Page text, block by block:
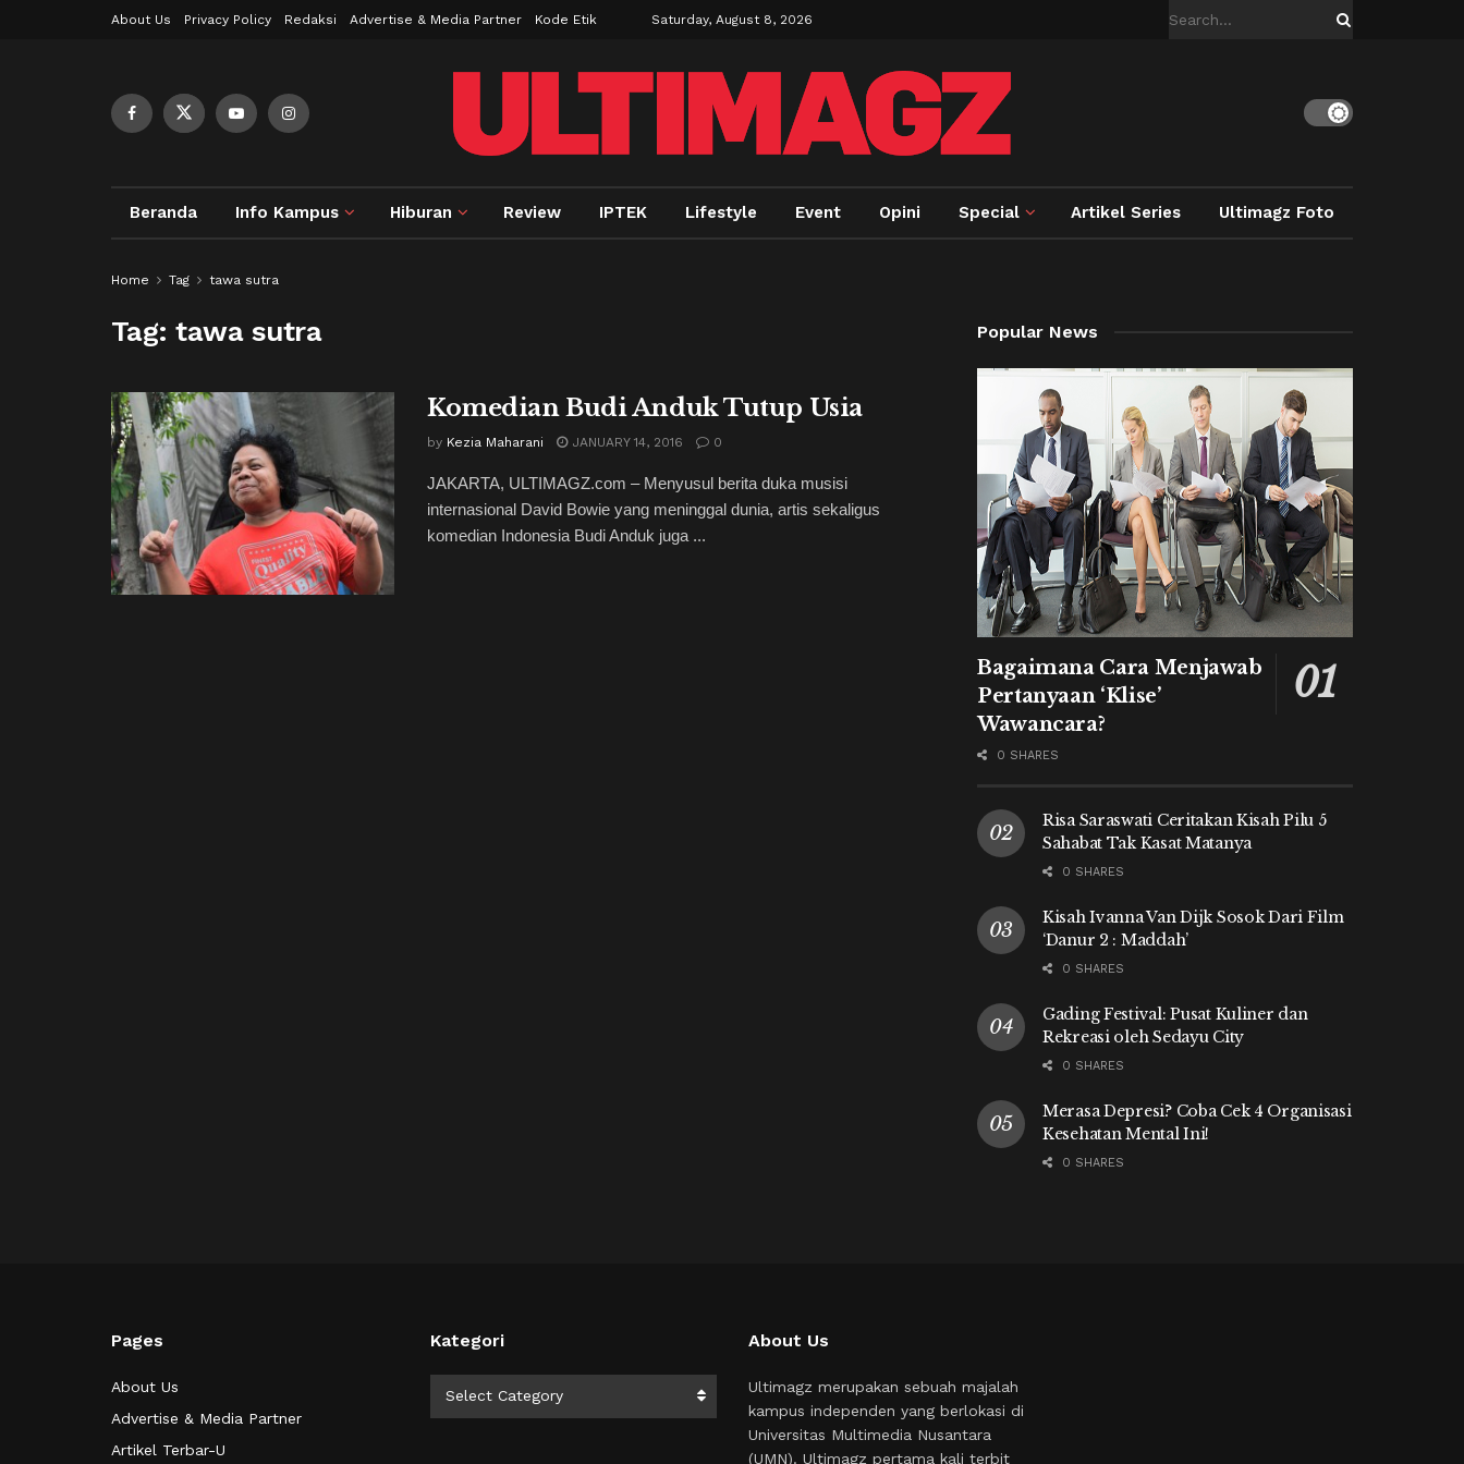
About Us Privacy Policy Redaksi Advertise & Media Partner Kode Etik Saturday, August 8, 2026
Beranda Info Kampus Hiburan Review IPTEK Lifestyle Event Opini Special Artikel Series Ultimagz Foto
Home Tag tawa sutra
Tag:tawa sutra
Komedian Budi Anduk Tutup Usia
by Kezia Maharani JANUARY 14, 2016 0
JAKARTA, ULTIMAGZ.com – Menyusul berita duka musisi
internasional David Bowie yang meninggal dunia, artis sekaligus
komedian Indonesia Budi Anduk juga ...
Popular News
Bagaimana Cara Menjawab
Pertanyaan ‘Klise’
Wawancara?
0 SHARES
Risa Saraswati Ceritakan Kisah Pilu 5
Sahabat Tak Kasat Matanya
0 SHARES
Kisah Ivanna Van Dijk Sosok Dari Film
‘Danur 2 : Maddah’
0 SHARES
Gading Festival: Pusat Kuliner dan
Rekreasi oleh Sedayu City
0 SHARES
Merasa Depresi? Coba Cek 4 Organisasi
Kesehatan Mental Ini!
0 SHARES
Pages
About Us
Advertise & Media Partner
Artikel Terbar-U
Kategori
Select Category
About Us
Ultimagz merupakan sebuah majalah
kampus independen yang berlokasi di
Universitas Multimedia Nusantara
(UMN). Ultimagz pertama kali terbit